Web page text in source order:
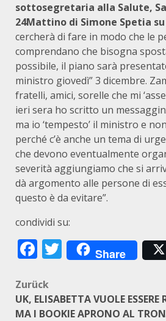
sottosegretaria alla Salute,
24Mattino di Simone Spetia su
cercherà di fare in modo che le
comprendano che bisogna
possibile, il piano sarà
ministro giovedì” 3 dicembre.
fratelli, amici, sorelle che mi
ieri sera ho scritto un
ma io ‘tempesto’ il ministro e
perché c’è anche un tema di
che devono eventualmente
severità aggiungiamo che si
dà argomento alle persone di
questo è da evitare”.
condividi su:
Facebook
Twitter
Share
Beitragsnavigation
Zurück
UK, ELISABETTA VUOLE ESSERE
MA I BOOKIE APRONO AL